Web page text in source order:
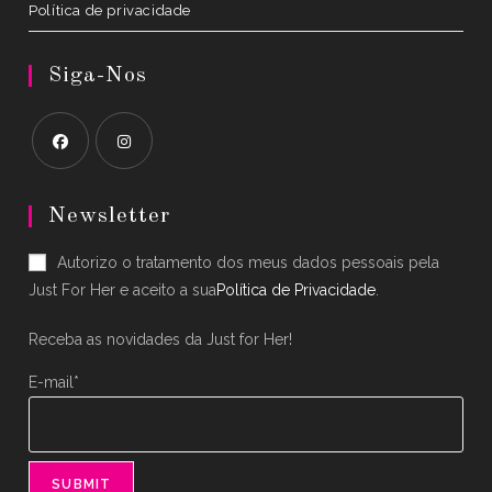
Política de privacidade
Siga-Nos
in
new
tab
in
new
tab
Newsletter
Autorizo o tratamento dos meus dados pessoais pela
Just For Her e aceito a suaPolítica de Privacidade
Receba as novidades da Just for Her!
E-mail*